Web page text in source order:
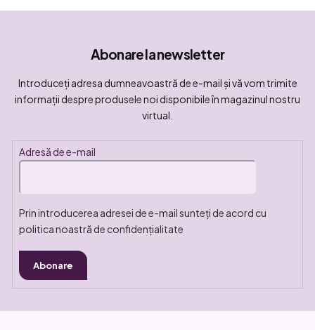
Abonare la newsletter
Introduceţi adresa dumneavoastră de e-mail şi vă vom trimite
informaţii despre produsele noi disponibile în magazinul nostru
virtual.
Adresă de e-mail
Prin introducerea adresei de e-mail sunteți de acord cu
politica noastră de confidențialitate
Abonare